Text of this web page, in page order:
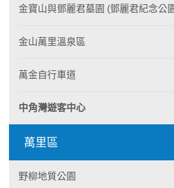
金寶山與鄧麗君墓園 (鄧麗君紀念公
金山萬里溫泉區
萬金自行車道
中角灣遊客中心
萬里區
野柳地質公園